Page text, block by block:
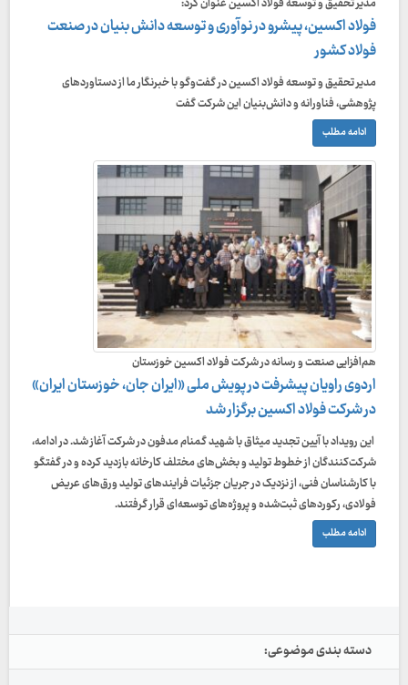
فولاد اکسین، پیشرو در نوآوری و توسعه دانش بنیان در صنعت
فولاد کشور
مدیر تحقیق و توسعه فولاد اکسین در گفت‌وگو با خبرنگار ما از دستاوردهای
پژوهشی، فناورانه و دانش‌بنیان این شرکت گفت
ادامه مطلب
هم‌افزایی صنعت و رسانه در شرکت فولاد اکسین خوزستان
اردوی راویان پیشرفت در پویش ملی «ایران جان، خوزستان ایران»
در شرکت فولاد اکسین برگزار شد
این رویداد با آیین تجدید میثاق با شهید گمنام مدفون در شرکت آغاز شد. در ادامه،
شرکت‌کنندگان از خطوط تولید و بخش‌های مختلف کارخانه بازدید کرده و در گفتگو
با کارشناسان فنی، از نزدیک در جریان جزئیات فرایندهای تولید ورق‌های عریض
فولادی، رکوردهای ثبت‌شده و پروژه‌های توسعه‌ای قرار گرفتند.
ادامه مطلب
دسته بندی موضوعی: